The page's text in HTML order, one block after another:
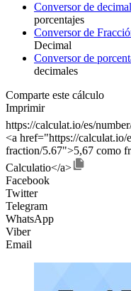
Conversor de
porcentajes
Conversor de
Decimal
Conversor de
decimales
Comparte este cálculo
Imprimir
https://calculat.io/es/
<a href="https://calculat.io/
fraction/5.67">5,67 como
Calculatio</a>
Facebook
Twitter
Telegram
WhatsApp
Viber
Email